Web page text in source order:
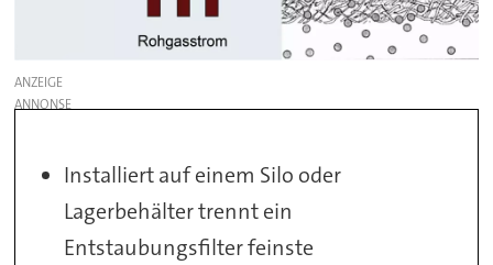
ANZEIGE
Installiert auf einem Silo oder
Lagerbehälter trennt ein
Entstaubungsfilter feinste